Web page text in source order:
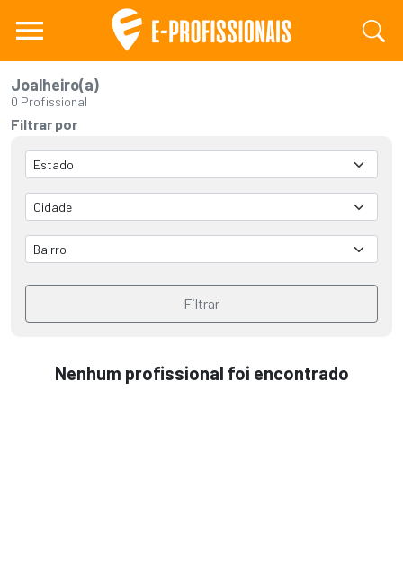
Joalheiro(a)
0 Profissional
Filtrar por
Filtrar
Nenhum profissional foi encontrado